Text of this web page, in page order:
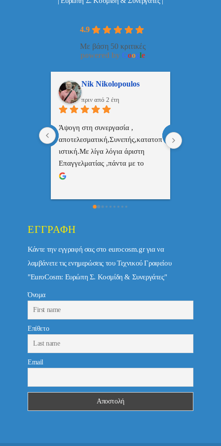
4.9
Με βάση 50 κριτικές
powered by Google
ManosBX
πριν από 2 έτη
Επαγγελματίας  Άψογη
συνεργασία
ΕΓΓΡΑΦΉ
Κάντε την εγγραφή σας στο eurocosm.gr για να
λαμβάνετε τις ενημερώσεις του Τεχνικού Γραφείου
"EuroCosm: Ευρώπη Σ. Κοσμίδη & Συνεργάτες"
Όνομα
Επίθετο
Email